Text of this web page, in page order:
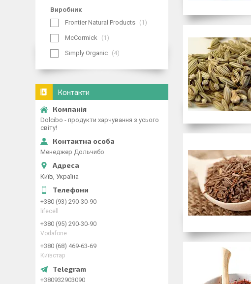
Виробник
Frontier Natural Products
1
McCormick 1
Simply Organic 4
Контакти
Dolcibo - продукти харчування з усього
світу!
Менеджер Дольчибо
Київ, Україна
+380 (93) 290-30-90
lifecell
+380 (95) 290-30-90
Vodafone
+380 (68) 469-63-69
Київстар
+380932903090